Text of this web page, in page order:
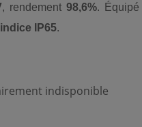
, rendement98,6%. Équipé
indice IP65.
indisponible